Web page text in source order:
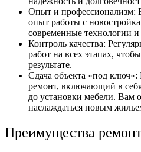
Опыт и профессионализм:
опыт работы с
современные технологии
Контроль качества:
работ на всех этапах,
результате.
Сдача объекта «под
ремонт, включающий в
до установки мебели. Вам
наслаждаться новым
Преимущества